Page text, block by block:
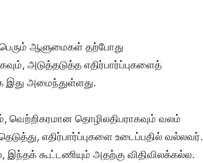
பெரும் ஆளுமைகள் தற்போது
அடுத்தடுத்த எதிர்பார்ப்புகளைத்
இது அமைந்துள்ளது.
வெற்றிகரமான தொழிலதிபராகவும் வலம்
எதிர்பார்ப்புகளை உடைப்பதில் வல்லவர்.
இந்தக் கூட்டணியும் அதற்கு விதிவிலக்கல்ல.